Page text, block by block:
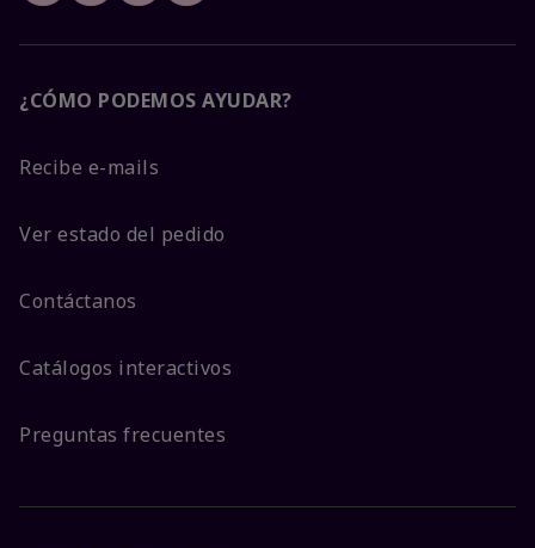
¿CÓMO PODEMOS AYUDAR?
Recibe e-mails
Ver estado del pedido
Contáctanos
Catálogos interactivos
Preguntas frecuentes